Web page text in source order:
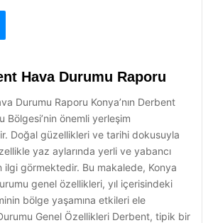
Hava Durumu Raporu
Durumu Raporu Konya’nın Derbent
Bölgesi’nin önemli yerleşim
Doğal güzellikleri ve tarihi dokusuyla
yaz aylarında yerli ve yabancı
ilgi görmektedir. Bu makalede, Konya
genel özellikleri, yıl içerisindeki
bölge yaşamına etkileri ele
Genel Özellikleri Derbent, tipik bir